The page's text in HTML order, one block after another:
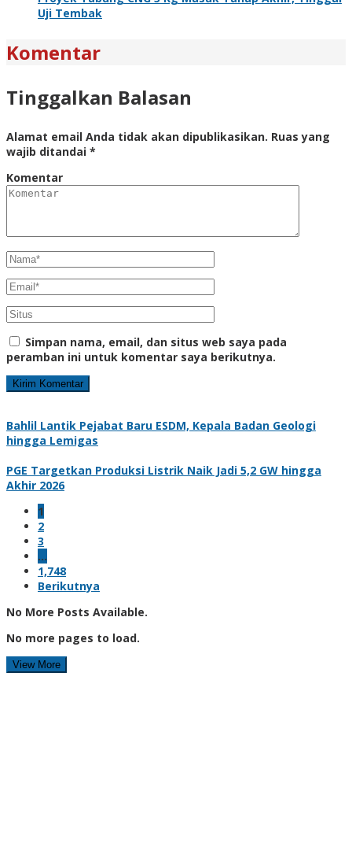
Uji Tembak
Komentar
Tinggalkan Balasan
Alamat email Anda tidak akan dipublikasikan. Ruas yang
wajib ditandai *
Komentar
Simpan nama, email, dan situs web saya pada
peramban ini untuk komentar saya berikutnya.
Bahlil Lantik Pejabat Baru ESDM, Kepala Badan Geologi
hingga Lemigas
PGE Targetkan Produksi Listrik Naik Jadi 5,2 GW hingga
Akhir 2026
1
2
3
…
1,748
Berikutnya
No More Posts Available.
No more pages to load.
View More